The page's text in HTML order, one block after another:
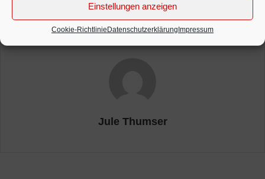
Einstellungen anzeigen
Cookie-RichtlinieDatenschutzerklärungImpressum
Freilaufflächen•3 Kommentare
Jule Thumser